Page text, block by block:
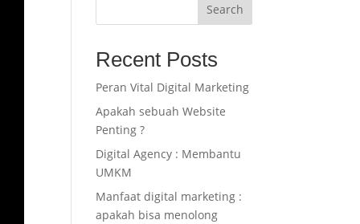
Search
Recent Posts
Peran Vital Digital Marketing
Apakah sebuah Website
Penting ?
Digital Agency : Membantu
UMKM
Manfaat digital marketing :
apakah bisa menolong